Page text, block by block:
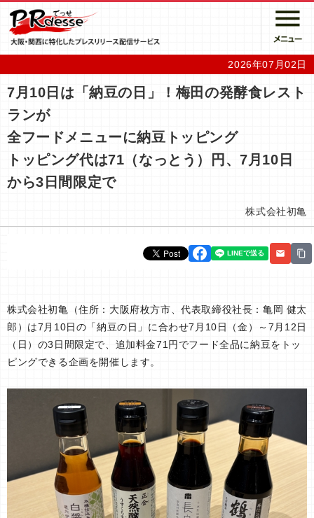
2026年07月02日
7月10日は「納豆の日」！梅田の発酵食レスト
ランが
全フードメニューに納豆トッピング
トッピング代は71（なっとう）円、7月10日
から3日間限定で
株式会社初亀
株式会社初亀（住所：大阪府枚方市、代表取締役社長：亀岡 健太
郎）は7月10日の「納豆の日」に合わせ7月10日（金）～7月12日
（日）の3日間限定で、追加料金71円でフード全品に納豆をトッ
ピングできる企画を開催します。